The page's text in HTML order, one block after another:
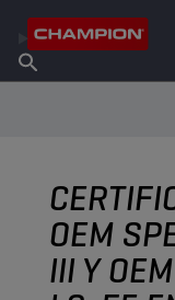
Acerca de champion
Encuentra un punto de
OEM
III Y